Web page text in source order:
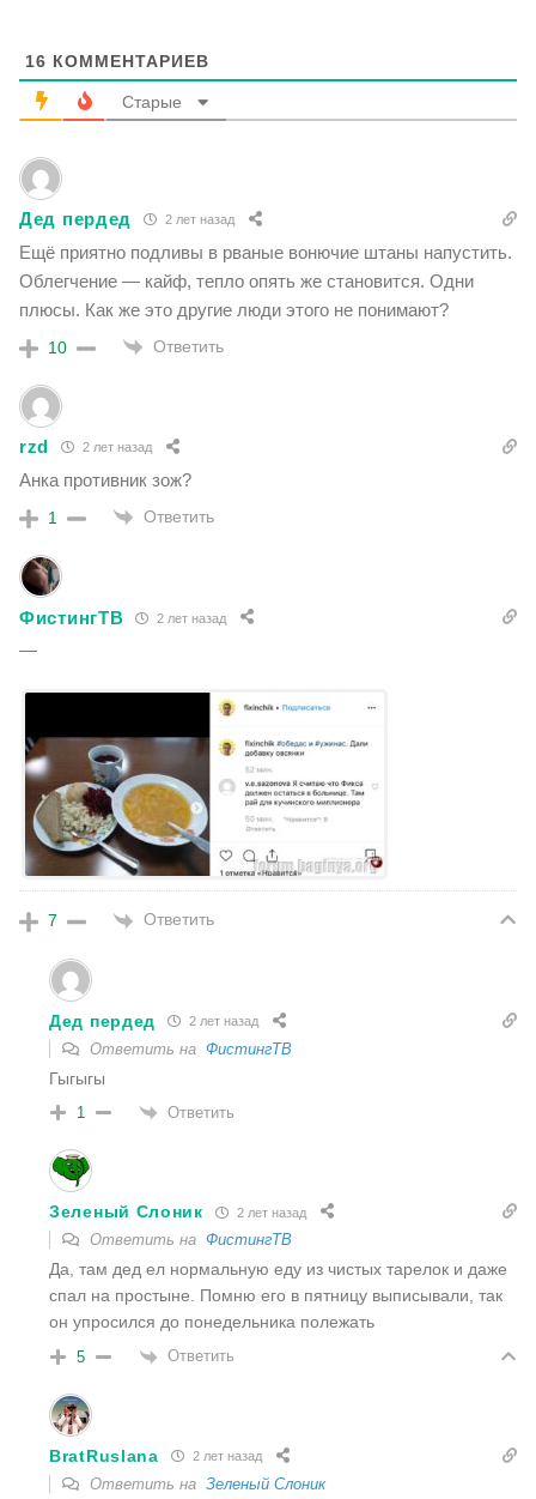
16 КОММЕНТАРИЕВ
Старые
Дед пердед 2 лет назад
Ещё приятно подливы в рваные вонючие штаны напустить.
Облегчение — кайф, тепло опять же становится. Одни
плюсы. Как же это другие люди этого не понимают?
10 Ответить
rzd 2 лет назад
Анка противник зож?
1 Ответить
ФистингТВ 2 лет назад
—
7 Ответить
Дед пердед 2 лет назад
Ответить на ФистингТВ
Гыгыгы
1 Ответить
Зеленый Слоник 2 лет назад
Ответить на ФистингТВ
Да, там дед ел нормальную еду из чистых тарелок и даже
спал на простыне. Помню его в пятницу выписывали, так
он упросился до понедельника полежать
5 Ответить
BratRuslana 2 лет назад
Ответить на Зеленый Слоник